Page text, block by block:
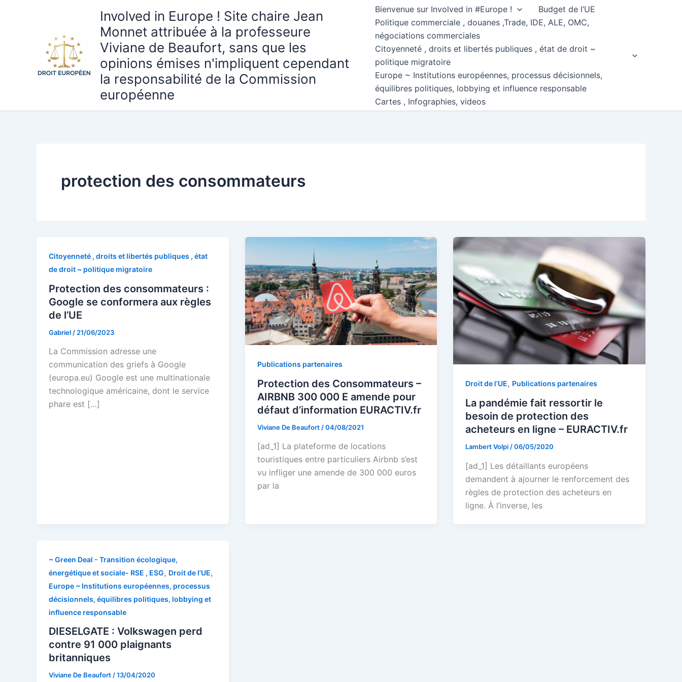
Involved in Europe ! Site chaire Jean
Monnet attribuée à la professeure
Viviane de Beaufort, sans que les
opinions émises n'impliquent cependant
la responsabilité de la Commission
européenne
Bienvenue sur Involved in #Europe !
Budget de l’UE
Politique commerciale , douanes ,Trade, IDE, ALE, OMC,
négociations commerciales
Citoyenneté , droits et libertés publiques , état de droit ~
politique migratoire
Europe ~ Institutions européennes, processus décisionnels,
équilibres politiques, lobbying et influence responsable
Cartes , Infographies, videos
protection des consommateurs
Citoyenneté , droits et libertés publiques , état
de droit ~ politique migratoire
Protection des consommateurs :
Google se conformera aux règles
de l’UE
Gabriel / 21/06/2023
La Commission adresse une
communication des griefs à Google
(europa.eu) Google est une multinationale
technologique américaine, dont le service
phare est […]
Publications partenaires
Protection des Consommateurs –
AIRBNB 300 000 E amende pour
défaut d’information EURACTIV.fr
Viviane De Beaufort /04/08/2021
[ad_1] La plateforme de locations
touristiques entre particuliers Airbnb s’est
vu infliger une amende de 300 000 euros
par la
Droit de l'UE, Publications partenaires
La pandémie fait ressortir le
besoin de protection des
acheteurs en ligne – EURACTIV.fr
Lambert Volpi /06/05/2020
[ad_1] Les détaillants européens
demandent à ajourner le renforcement des
règles de protection des acheteurs en
ligne. À l’inverse, les
~ Green Deal - Transition écologique,
énergétique et sociale- RSE , ESG, Droit de l'UE,
Europe ~ Institutions européennes, processus
décisionnels, équilibres politiques, lobbying et
influence responsable
DIESELGATE : Volkswagen perd
contre 91 000 plaignants
britanniques
Viviane De Beaufort/13/04/2020